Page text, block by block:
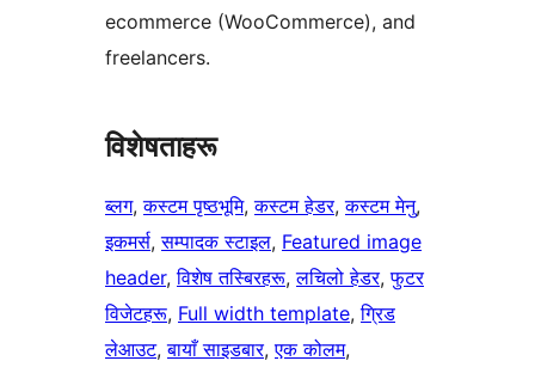
ecommerce (WooCommerce), and
freelancers.
विशेषताहरू
ब्लग, कस्टम पृष्ठभूमि, कस्टम हेडर, कस्टम मेनु
इकमर्स, सम्पादक स्टाइल, Featured image
header, विशेष तस्बिरहरू, लचिलो हेडर, फुटर
विजेटहरू, Full width template, ग्रिड
लेआउट, बायाँ साइडबार, एक कोलम